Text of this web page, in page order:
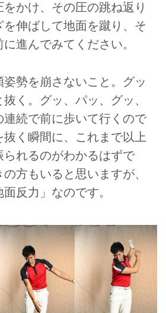
かけ、その圧の跳ね返り
を伸ばして地面を蹴り、そ
進んでみてください。
勢を崩さないこと。グッ
く。グッ、パッ、グッ、
続で前に歩いて行くので
く瞬間に、これまで以上
られるのがわかるはずで
方もいると思いますが、
反力」なのです。